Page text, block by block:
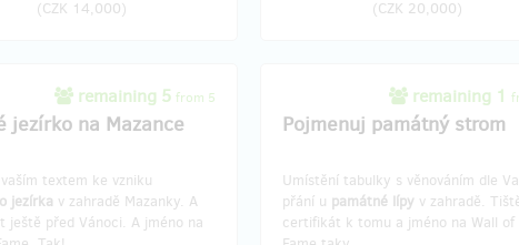
(CZK 14,000)
(CZK 20,000)
remaining 5 from 5
jezírko na Mazance
textem ke vzniku
jezírka v zahradě Mazanky. A
ještě před Vánoci. A jméno na
remaining 1
Pojmenuj památný strom
Umístění tabulky s věnováním dle
přání u památné lípy v zahradě.
certifikát k tomu a jméno na Wall of